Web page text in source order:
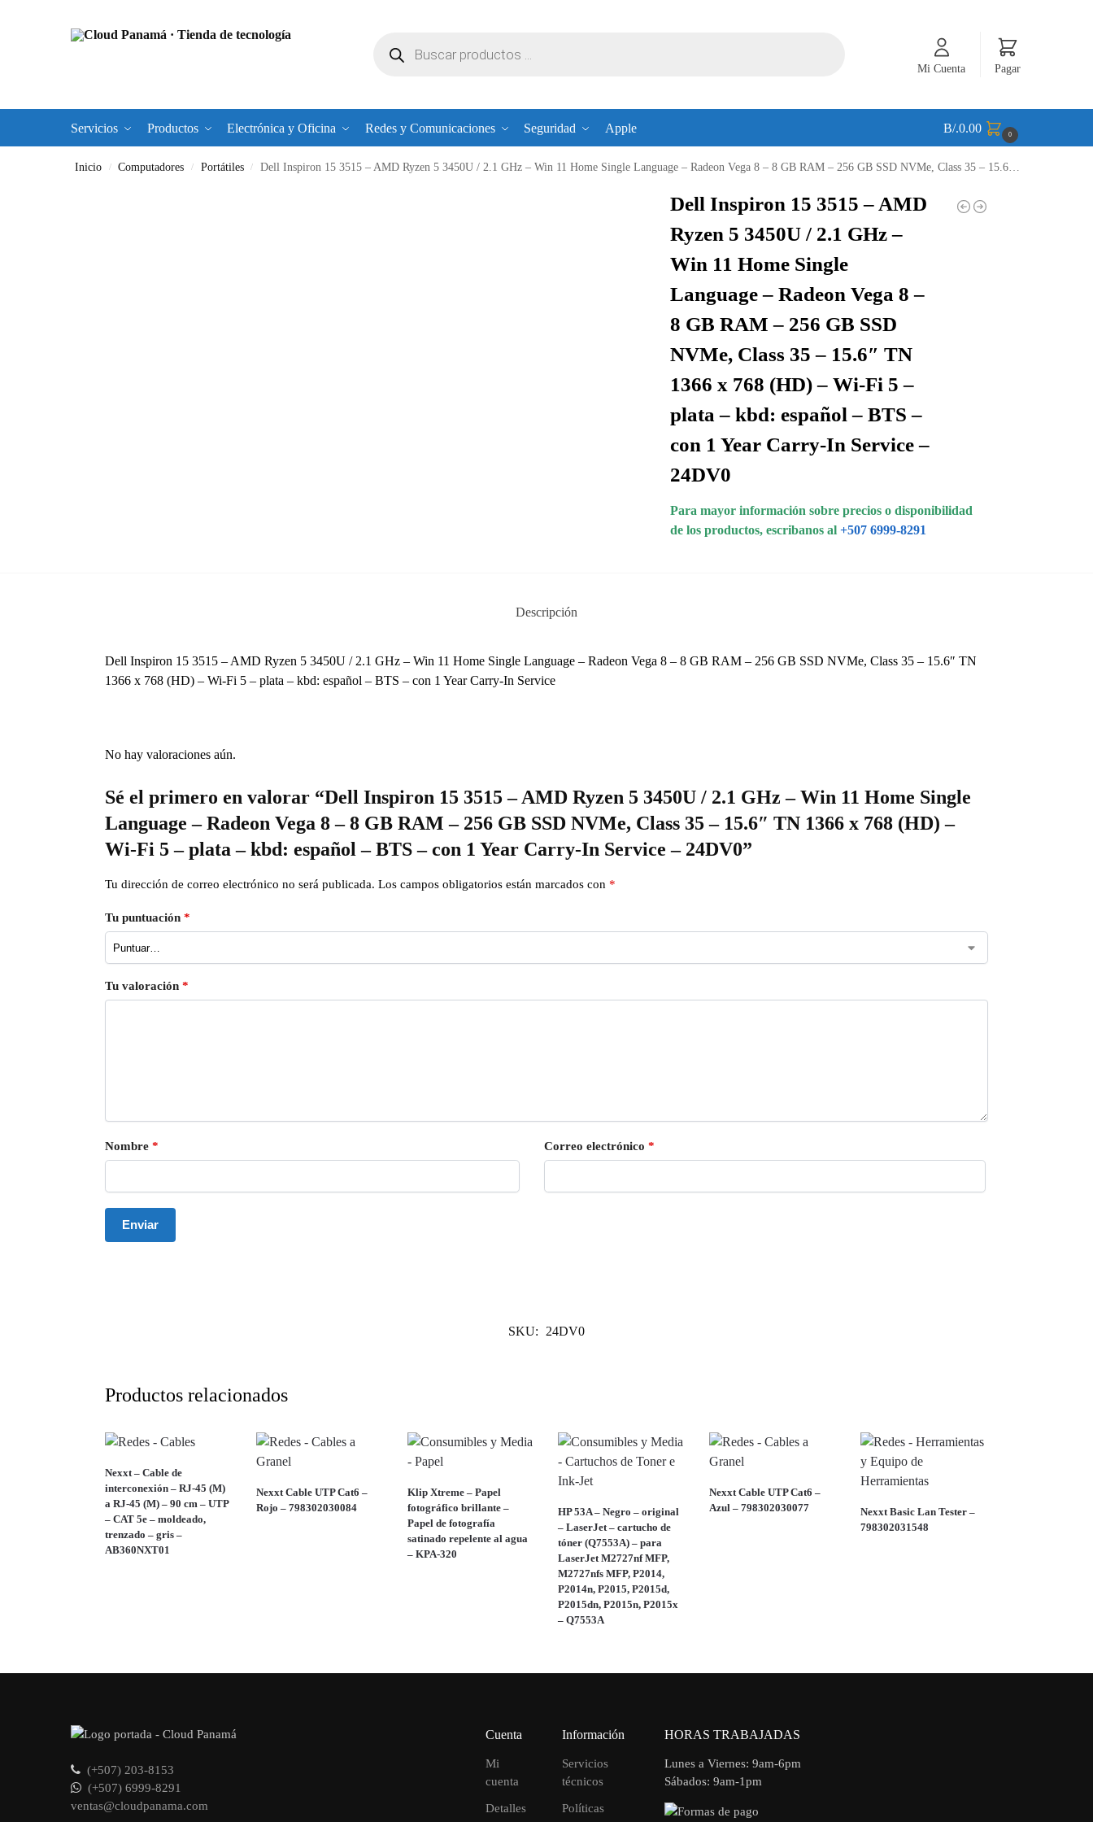
Mi Cuenta Pagar
Servicios Productos Electrónica y Oficina Redes y Comunicaciones Seguridad Apple B/.0.00 0
Inicio / Computadores / Portátiles / Dell Inspiron 15 3515 – AMD Ryzen 5 3450U / 2.1 GHz – Win 11 Home Single Language – Radeon Vega 8 – 8 GB RAM – 256 GB SSD NVMe, Class 35 – 15.6″ TN 1366 x 768 (HD) – Wi-Fi 5 – plata – kbd: español – BTS – con 1 Year Carry-In Service – 24DV0
Dell Inspiron 15 3515 – AMD
Ryzen 5 3450U / 2.1 GHz –
Win 11 Home Single
Language – Radeon Vega 8 –
8 GB RAM – 256 GB SSD
NVMe, Class 35 – 15.6″ TN
1366 x 768 (HD) – Wi-Fi 5 –
plata – kbd: español – BTS –
con 1 Year Carry-In Service –
24DV0
Para mayor información sobre precios o disponibilidad
de los productos, escribanos al +507 6999-8291
Descripción
Dell Inspiron 15 3515 – AMD Ryzen 5 3450U / 2.1 GHz – Win 11 Home Single Language – Radeon Vega 8 – 8 GB RAM – 256 GB SSD NVMe, Class 35 – 15.6″ TN
1366 x 768 (HD) – Wi-Fi 5 – plata – kbd: español – BTS – con 1 Year Carry-In Service
No hay valoraciones aún.
Sé el primero en valorar “Dell Inspiron 15 3515 – AMD Ryzen 5 3450U / 2.1 GHz – Win 11 Home Single
Language – Radeon Vega 8 – 8 GB RAM – 256 GB SSD NVMe, Class 35 – 15.6″ TN 1366 x 768 (HD) –
Wi-Fi 5 – plata – kbd: español – BTS – con 1 Year Carry-In Service – 24DV0”
Tu dirección de correo electrónico no será publicada. Los campos obligatorios están marcados con *
Tu puntuación *
Tu valoración *
Nombre * Correo electrónico *
SKU: 24DV0
Productos relacionados
Nexxt – Cable de
interconexión – RJ-45 (M)
a RJ-45 (M) – 90 cm – UTP
– CAT 5e – moldeado,
trenzado – gris –
AB360NXT01
Nexxt Cable UTP Cat6 –
Rojo – 798302030084
Klip Xtreme – Papel
fotográfico brillante –
Papel de fotografía
satinado repelente al agua
– KPA-320
HP 53A – Negro – original
– LaserJet – cartucho de
tóner (Q7553A) – para
LaserJet M2727nf MFP,
M2727nfs MFP, P2014,
P2014n, P2015, P2015d,
P2015dn, P2015n, P2015x
– Q7553A
Nexxt Cable UTP Cat6 –
Azul – 798302030077
Nexxt Basic Lan Tester –
798302031548
(+507) 203-8153
(+507) 6999-8291
ventas@cloudpanama.com
Cuenta
Mi
cuenta
Detalles
Información
Servicios
técnicos
Políticas
HORAS TRABAJADAS
Lunes a Viernes: 9am-6pm
Sábados: 9am-1pm